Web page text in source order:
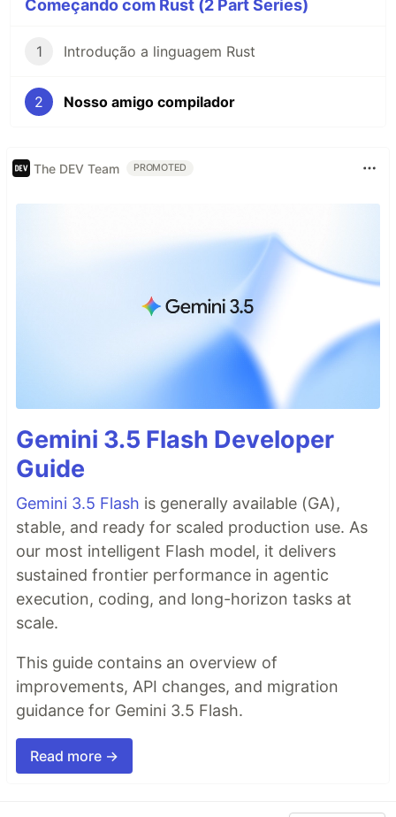
Começando com Rust (2 Part Series)
1 Introdução a linguagem Rust
2 Nosso amigo compilador
The DEV Team PROMOTED
Gemini 3.5 Flash Developer
Guide
Gemini 3.5 Flash is generally available (GA),
stable, and ready for scaled production use. As
our most intelligent Flash model, it delivers
sustained frontier performance in agentic
execution, coding, and long-horizon tasks at
scale.
This guide contains an overview of
improvements, API changes, and migration
guidance for Gemini 3.5 Flash.
Read more →